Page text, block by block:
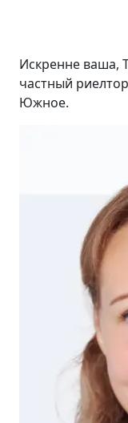
Искренне ваша,
частный
Южное.